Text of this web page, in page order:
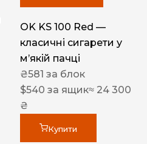
OK KS 100 Red —
класичні сигарети у
м’якій пачці
₴581 за блок
$540 за ящик≈ 24 300
₴
Купити